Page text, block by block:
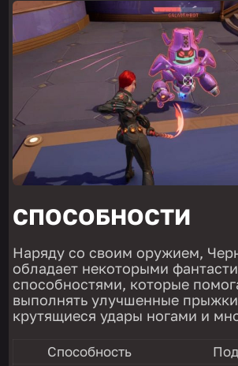
СПОСОБНОСТИ
Наряду со своим оружием,
обладает некоторыми
способностями, которые
выполнять улучшенные
крутящиеся удары ногами и
Способность